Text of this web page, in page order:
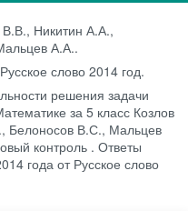
В.В., Никитин А.А.,
А.А..
Русское слово 2014 год.
решения задачи
за 5 класс Козлов
Белоносов В.С., Мальцев
контроль . Ответы
года от Русское слово